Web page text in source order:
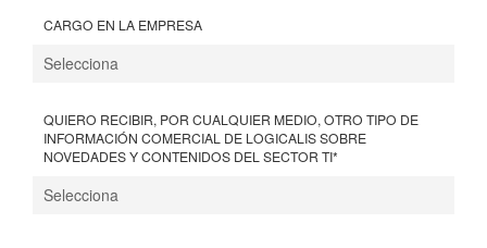
CARGO EN LA EMPRESA
QUIERO RECIBIR, POR CUALQUIER MEDIO, OTRO TIPO DE
INFORMACIÓN COMERCIAL DE LOGICALIS SOBRE
NOVEDADES Y CONTENIDOS DEL SECTOR TI*